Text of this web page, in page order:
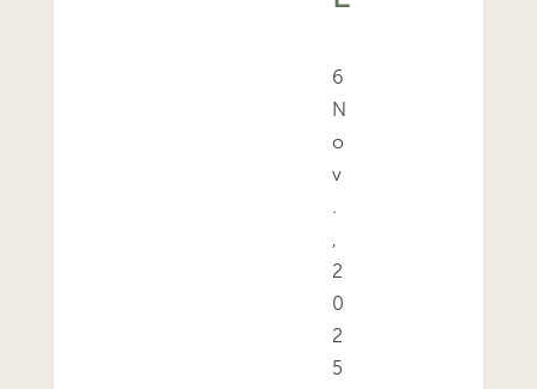
6
N
o
v
.
2
0
2
5